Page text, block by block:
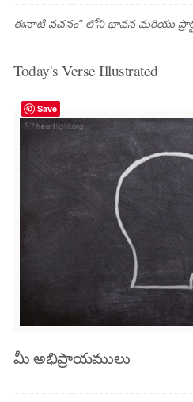
ఈనాటి వచనం" లోని భావన మరియు
Today's Verse Illustrated
Save
మీ అభిప్రాయములు